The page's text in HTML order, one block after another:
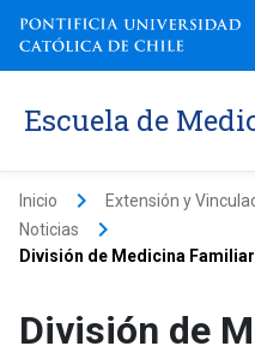
Escuela de
Inicio keyboard_arrow_right Extensión y
Noticias keyboard_arrow_right
División de Medicina
División de